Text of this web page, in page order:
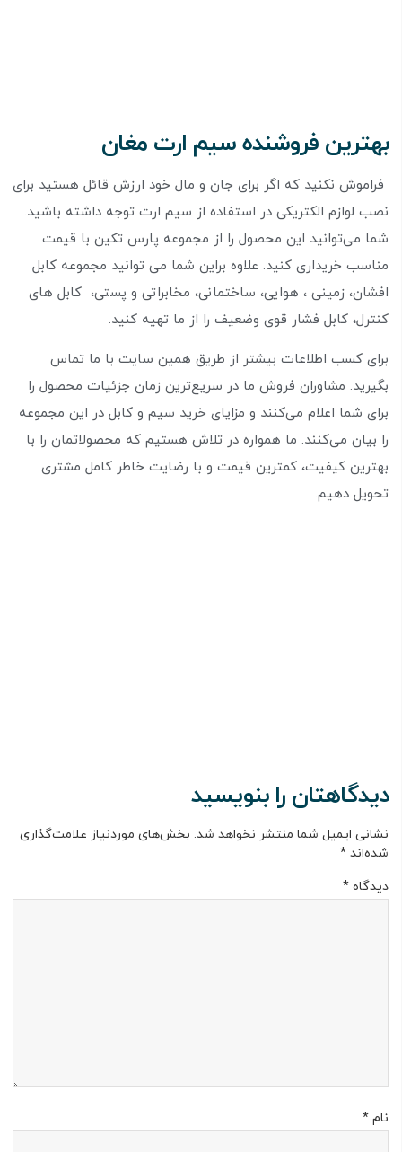
بهترین فروشنده سیم ارت مغان
فراموش نکنید که اگر برای جان و مال خود ارزش قائل هستید برای
نصب لوازم الکتریکی در استفاده از سیم ارت توجه داشته باشید.
شما می‌توانید این محصول را از مجموعه پارس تکین با قیمت
مناسب خریداری کنید. علاوه براین شما می توانید مجموعه کابل
افشان، زمینی ، هوایی، ساختمانی، مخابراتی و پستی، کابل های
کنترل، کابل فشار قوی وضعیف را از ما تهیه کنید.
برای کسب اطلاعات بیشتر از طریق همین سایت با ما تماس
بگیرید. مشاوران فروش ما در سریع‌ترین زمان جزئیات محصول را
برای شما اعلام می‌کنند و مزایای خرید سیم و کابل در این مجموعه
را بیان می‌کنند. ما همواره در تلاش هستیم که محصولاتمان را با
بهترین کیفیت، کمترین قیمت و با رضایت خاطر کامل مشتری
تحویل دهیم.
دیدگاهتان را بنویسید
نشانی ایمیل شما منتشر نخواهد شد. بخش‌های موردنیاز علامت‌گذاری
شده‌اند *
دیدگاه *
نام *